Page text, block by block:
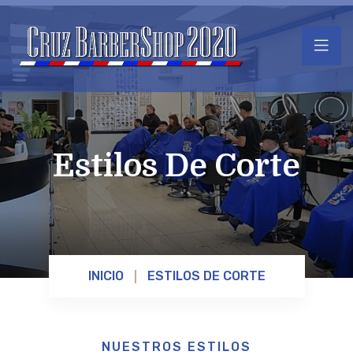
Estilos De Corte
INICIO ESTILOS DE CORTE
NUESTROS ESTILOS